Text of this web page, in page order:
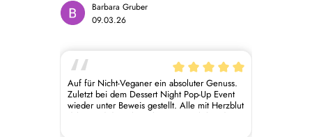
Barbara Gruber
09.03.26
Auf für Nicht-Veganer ein absoluter Genuss.
Zuletzt bei dem Dessert Night Pop-Up Event
wieder unter Beweis gestellt. Alle mit Herzblut
dabei und das schmeckt man! Auch bei den